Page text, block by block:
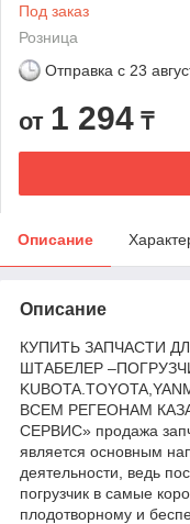
Под заказ
Розница
Отправка с 23
от 1 294 ₸
Описание
Описание
КУПИТЬ ЗАПЧАСТИ
ШТАБЕЛЕР
ВСЕМ РЕГЕОНАМ
СЕРВИС» продажа
является основным
деятельности, ведь
погрузчик в самые
плодотворному и